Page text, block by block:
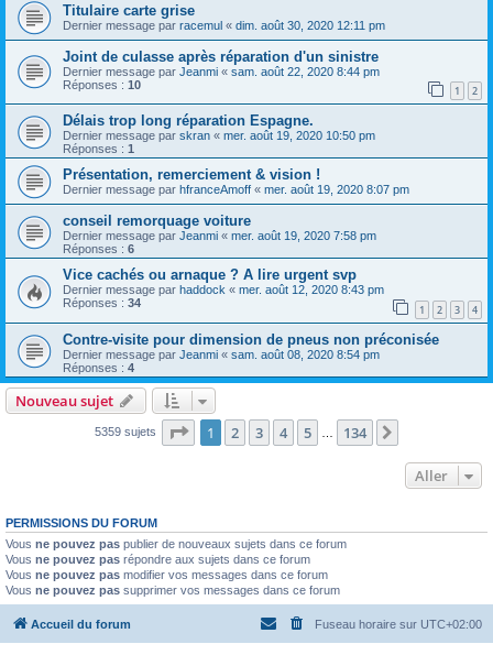
Titulaire carte grise
Dernier message par racemul « dim. août 30, 2020 12:11 pm
Joint de culasse après réparation d'un sinistre
Dernier message par Jeanmi « sam. août 22, 2020 8:44 pm
Réponses : 10 1 2
Délais trop long réparation Espagne.
Dernier message par skran « mer. août 19, 2020 10:50 pm
Réponses : 1
Présentation, remerciement & vision !
Dernier message par hfranceAmoff « mer. août 19, 2020 8:07 pm
conseil remorquage voiture
Dernier message par Jeanmi « mer. août 19, 2020 7:58 pm
Réponses : 6
Vice cachés ou arnaque ? A lire urgent svp
Dernier message par haddock « mer. août 12, 2020 8:43 pm
Réponses : 34 1 2 3 4
Contre-visite pour dimension de pneus non préconisée
Dernier message par Jeanmi « sam. août 08, 2020 8:54 pm
Réponses : 4
Nouveau sujet
5359 sujets Page 1sur134
1 2 3 4 5 134
Aller
PERMISSIONS DU FORUM
Vous ne pouvez pas publier de nouveaux sujets dans ce forum
Vous ne pouvez pas répondre aux sujets dans ce forum
Vous ne pouvez pas modifier vos messages dans ce forum
Vous ne pouvez pas supprimer vos messages dans ce forum
Accueil du forum Fuseau horaire sur UTC+02:00